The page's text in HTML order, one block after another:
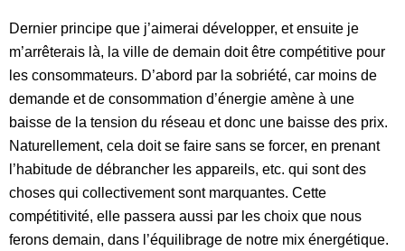
Dernier principe que j’aimerai développer, et ensuite je
m’arrêterais là, la ville de demain doit être compétitive pour
les consommateurs. D’abord par la sobriété, car moins de
demande et de consommation d’énergie amène à une
baisse de la tension du réseau et donc une baisse des prix.
Naturellement, cela doit se faire sans se forcer, en prenant
l’habitude de débrancher les appareils, etc. qui sont des
choses qui collectivement sont marquantes. Cette
compétitivité, elle passera aussi par les choix que nous
ferons demain, dans l’équilibrage de notre mix énergétique.